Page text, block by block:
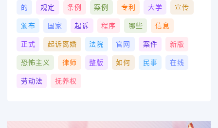
的 规定 条例 案例 专利 大学 宣传
颁布 国家 起诉 程序 哪些 信息
正式 起诉离婚 法院 官网 案件 新版
恐怖主义 律师 整版 如何 民事 在线
劳动法 抚养权